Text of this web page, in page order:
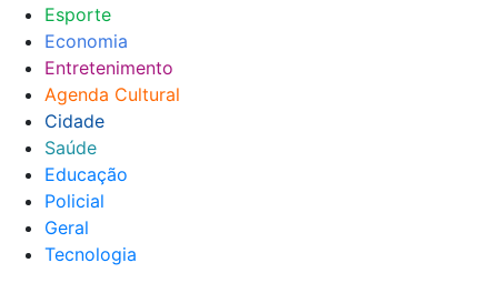
Esporte
Economia
Entretenimento
Agenda Cultural
Cidade
Saúde
Educação
Policial
Geral
Tecnologia